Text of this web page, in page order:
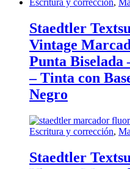
Escritura y corrección,
Staedtler
Vintage
Punta Biselada
– Tinta con
Negro
Escritura y corrección,
Staedtler